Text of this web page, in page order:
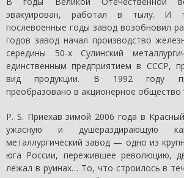
эвакуирован, работал в тылу. И
послевоенные годы завод возобновил
годов завод начал производство
середины 50-х Сулинский
единственным предприятием в СССР,
вид продукции. В 1992 году
преобразовано в акционерное общество
P. S. Приехав зимой 2006 года в
ужасную и душераздирающую
металлургический завод — одно из
юга России, пережившее революцию,
лежал в руинах… То, что строилось в